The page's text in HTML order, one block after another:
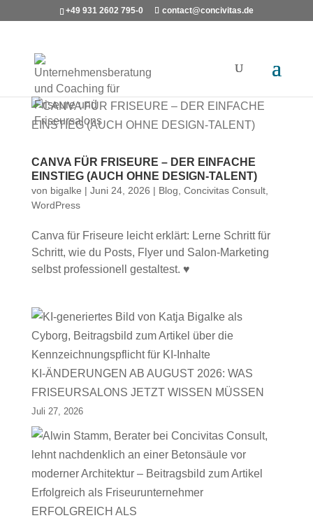
+49 931 2602 795-0 contact@concivitas.de
CANVA FÜR FRISEURE – DER EINFACHE
EINSTIEG (AUCH OHNE DESIGN-TALENT)
von bigalke | Juni 24, 2026 | Blog Concivitas Consult,
WordPress
Canva für Friseure leicht erklärt: Lerne Schritt für
Schritt, wie du Posts, Flyer und Salon-Marketing
selbst professionell gestaltest. ♥
KI-ÄNDERUNGEN AB AUGUST 2026: WAS
FRISEURSALONS JETZT WISSEN MÜSSEN
Juli 27, 2026
ERFOLGREICH ALS